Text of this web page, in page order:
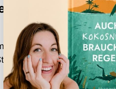
wieder zurück
Irian Jaya , heute
Wilhelma drei